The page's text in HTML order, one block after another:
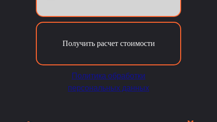
Получить расчет стоимости
Политика обработки
персональных данных